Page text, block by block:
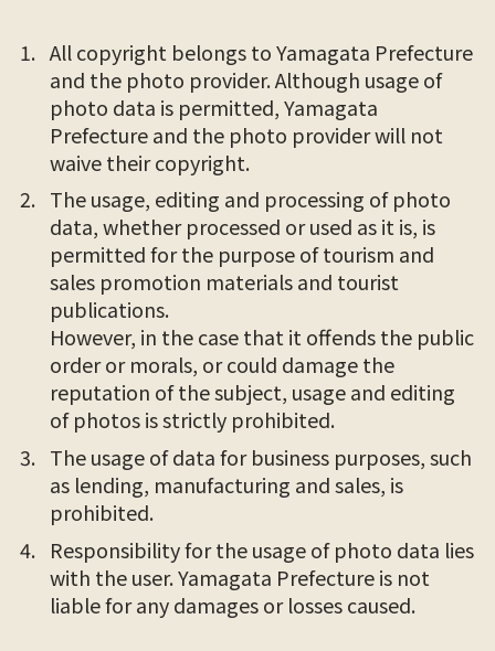
All copyright belongs to Yamagata Prefecture
and the photo provider. Although usage of
photo data is permitted, Yamagata
Prefecture and the photo provider will not
waive their copyright.
The usage, editing and processing of photo
data, whether processed or used as it is, is
permitted for the purpose of tourism and
sales promotion materials and tourist
publications.
However, in the case that it offends the public
order or morals, or could damage the
reputation of the subject, usage and editing
of photos is strictly prohibited.
The usage of data for business purposes, such
as lending, manufacturing and sales, is
prohibited.
Responsibility for the usage of photo data lies
with the user. Yamagata Prefecture is not
liable for any damages or losses caused.